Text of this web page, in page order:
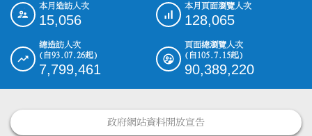
::: 本月造訪人次
15,056
本月頁面瀏覽人次
128,065
總造訪人次
(自93.07.26起)
7,799,461
頁面總瀏覽人次
(自105.7.15起)
90,389,220
政府網站資料開放宣告